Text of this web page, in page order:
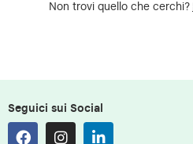
Non trovi quello che cerchi?
Seguici sui Social